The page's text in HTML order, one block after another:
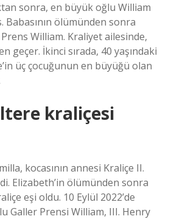
sonra, en büyük oğlu William
Babasının ölümünden sonra
William. Kraliyet ailesinde,
geçer. İkinci sırada, 40 yaşındaki
üç çocuğunun en büyüğü olan
kraliçesi
kocasının annesi Kraliçe II.
Elizabeth’in ölümünden sonra
eşi oldu. 10 Eylül 2022’de
Galler Prensi William, III. Henry